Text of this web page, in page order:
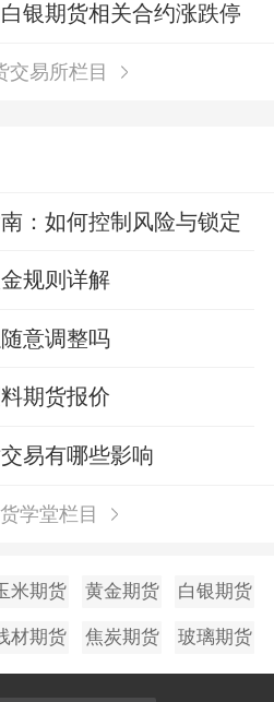
银期货相关合约涨跌停
例
交易所栏目
：如何控制风险与锁定
规则详解
意调整吗
期货报价
易有哪些影响
学堂栏目
米期货 黄金期货 白银期货
材期货 焦炭期货 玻璃期货